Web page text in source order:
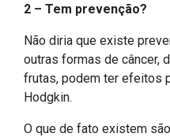
2 – Tem prevenção?
Não diria que existe
outras formas de câncer,
frutas, podem ter efeitos
Hodgkin.
O que de fato existem